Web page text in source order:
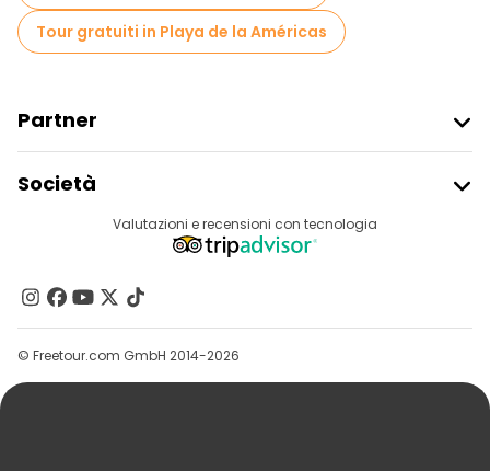
Tour gratuiti in Playa de la Américas
Partner
Accesso Del Fornitore
Programma Di Affiliazione
Società
Destinazioni
Contattaci
Gruppi
Aiuto
Valutazioni e recensioni con tecnologia
© Freetour.com GmbH 2014-2026